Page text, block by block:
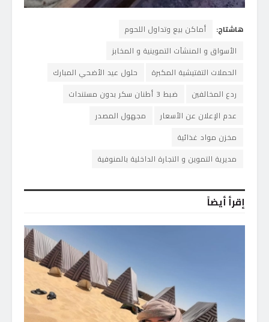
هاشتاج:
أماكن بيع وتداول اللحوم
الأسواق و المنشآت التموينية و المخابز
الحملات التفتيشية المكبرة
حلول عيد الأضحي المبارك
ردع المخالفين
ضبط 3 أطنان سكر بدون مستندات
عدم الإعلان عن الأسعار
مجهول المصدر
مخزن مواد غذائية
مديرية التموين و التجارة الداخلية بالمنوفية
إقرأ أيضاً